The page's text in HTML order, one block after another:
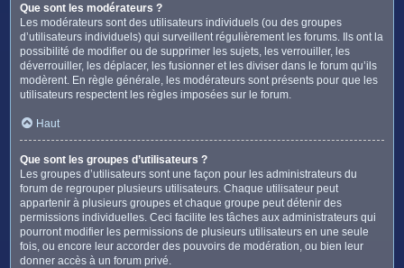
Que sont les modérateurs ?
Les modérateurs sont des utilisateurs individuels (ou des groupes
d’utilisateurs individuels) qui surveillent régulièrement les forums. Ils ont la
possibilité de modifier ou de supprimer les sujets, les verrouiller, les
déverrouiller, les déplacer, les fusionner et les diviser dans le forum qu’ils
modèrent. En règle générale, les modérateurs sont présents pour que les
utilisateurs respectent les règles imposées sur le forum.
Haut
Que sont les groupes d’utilisateurs ?
Les groupes d’utilisateurs sont une façon pour les administrateurs du
forum de regrouper plusieurs utilisateurs. Chaque utilisateur peut
appartenir à plusieurs groupes et chaque groupe peut détenir des
permissions individuelles. Ceci facilite les tâches aux administrateurs qui
pourront modifier les permissions de plusieurs utilisateurs en une seule
fois, ou encore leur accorder des pouvoirs de modération, ou bien leur
donner accès à un forum privé.